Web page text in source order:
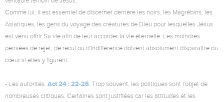
Comme lui, il est essentiel de discerner derrière les noirs, les Magrébins, les
Asiatiques, les gens du voyage des créatures de Dieu pour lesquelles Jésus
est venu offrir Sa vie afin de leur accorder la vie éternelle. Les moindres
pensées de rejet, de recul ou d'indifférence doivent absolument disparaître du
cœur si elles y figurent.
- Les autorités. Act 24 : 22-26. Trop souvent, les politiques sont l'objet de
nombreuses critiques. Certaines sont justifiées car les attitudes et les